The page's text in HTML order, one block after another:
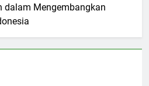
dalam Mengembangkan